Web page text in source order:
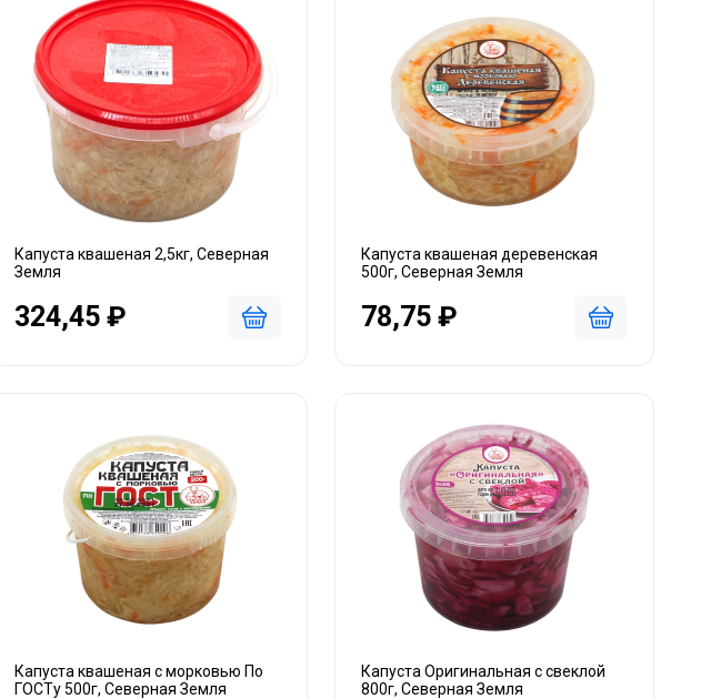
Капуста квашеная 2,5кг, Северная
Земля
324,45 ₽
Капуста квашеная деревенская
500г, Северная Земля
78,75 ₽
Капуста квашеная с морковью По
ГОСТу 500г, Северная Земля
Капуста Оригинальная с свеклой
800г, Северная Земля